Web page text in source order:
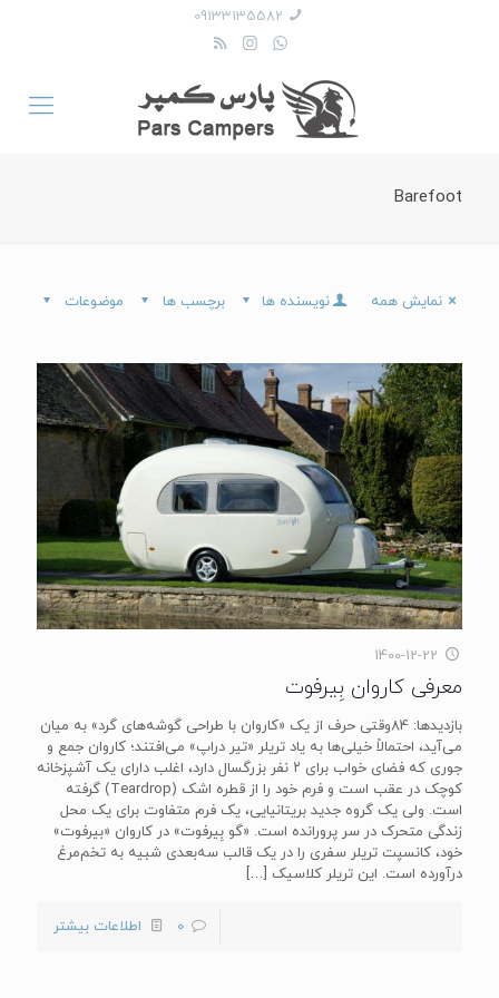
09133135582
Barefoot
موضوعات برچسب ها نویسنده ها نمایش همه
1400-12-22
معرفی کاروان بِیرفوت
بازدیدها: 84وقتی حرف از یک «کاروان با طراحی گوشه‌های گرد» به میان
می‌آید، احتمالاً خیلی‌ها به یاد تریلر «تیر دراپ» می‌افتند؛ کاروان جمع و
جوری که فضای خواب برای ۲ نفر بزرگسال دارد، اغلب دارای یک آشپزخانه
کوچک در عقب است و فرم خود را از قطره اشک (Teardrop) گرفته
است. ولی یک گروه جدید بریتانیایی، یک فرم متفاوت برای یک محل
زندگی متحرک در سر پرورانده است. «گو بِیرفوت» در کاروان «بیرفوت»
خود، کانسپت تریلر سفری را در یک قالب سه‌بعدی شبیه به تخم‌مرغ
درآورده است. این تریلر کلاسیک […]
0 اطلاعات بیشتر